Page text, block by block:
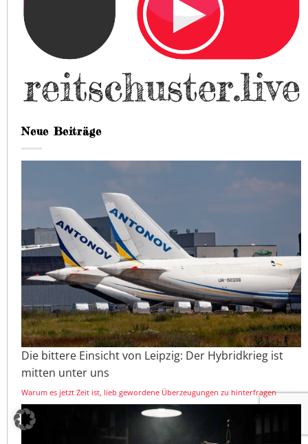
Neue Beiträge
Die bittere Einsicht von Leipzig: Der Hybridkrieg ist
mitten unter uns
Warum es jetzt Zeit ist, lieb gewordene Überzeugungen zu hinterfragen